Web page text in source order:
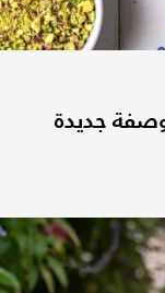
وصفة جديدة